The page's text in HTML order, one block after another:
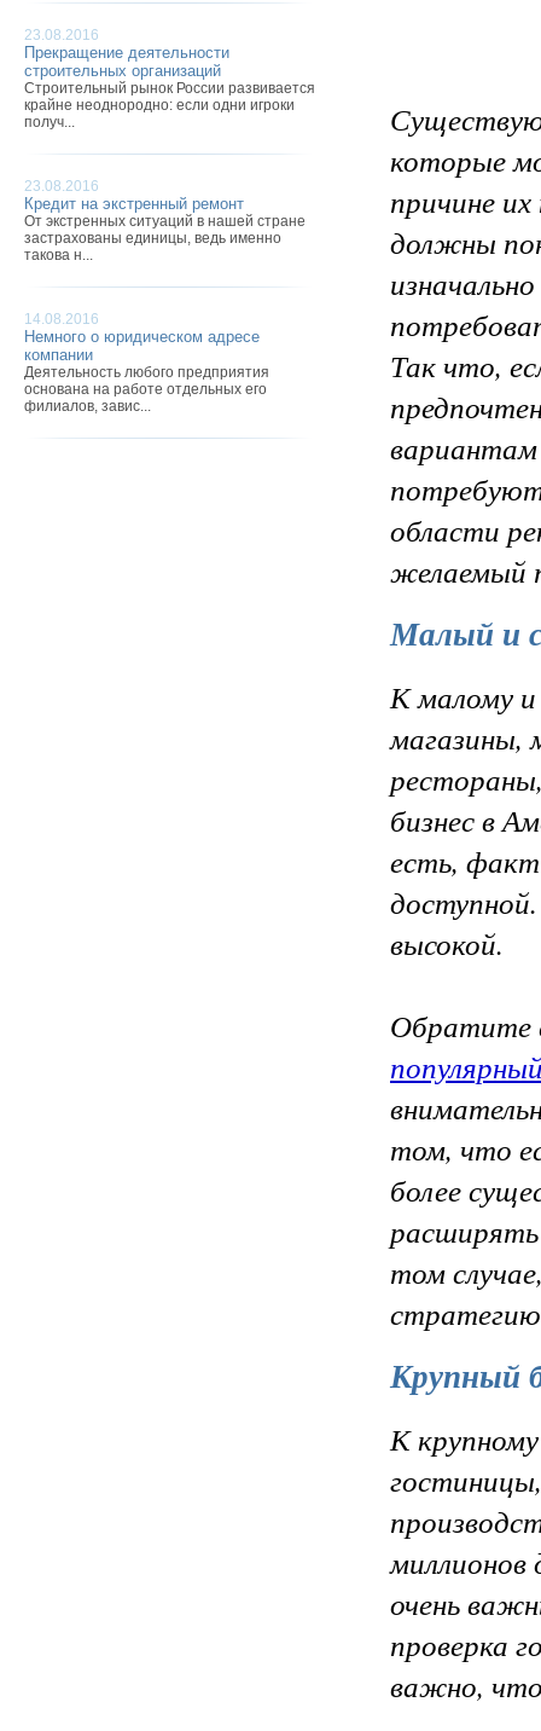
23.08.2016
Прекращение деятельности
строительных организаций
Строительный рынок России развивается
крайне неоднородно: если одни игроки
получ...
23.08.2016
Кредит на экстренный ремонт
От экстренных ситуаций в нашей стране
застрахованы единицы, ведь именно
такова н...
14.08.2016
Немного о юридическом адресе
компании
Деятельность любого предприятия
основана на работе отдельных его
филиалов, завис...
которые
причине
должны
Так что,
области
желаемый
Малый и
К малому и
магазины,
бизнес в
есть,
высокой.
Обратите
том, что
более
том
стратегию
Крупный
К
миллионов
очень
проверка
важно,